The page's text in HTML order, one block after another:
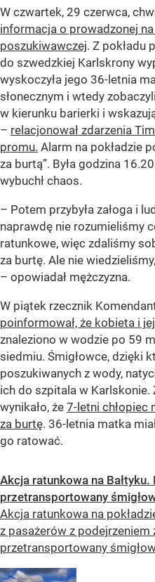
W czwartek, 29 czerwca,
informacja o prowadzonej na
poszukiwawczej. Z pokładu
do szwedzkiej Karlskrony
wyskoczyła jego 36-letnia
słonecznym i wtedy
w kierunku barierki i
– relacjonował zdarzenia
promu. Alarm na pokładzie
za burtą”. Była godzina
wybuchł chaos.
– Potem przybyła załoga i
naprawdę nie rozumieliśmy
ratunkowe, więc zdaliśmy
za burtę. Ale nie
– opowiadał mężczyzna.
W piątek rzecznik
poinformował, że kobieta i
znaleziono w wodzie po 59
siedmiu. Śmigłowce, dzięki
poszukiwanych z wody,
ich do szpitala w Karlskonie.
wynikało, że 7-letni chłopiec
za burtę. 36-letnia matka
go ratować.
Akcja ratunkowa na
przetransportowany
Akcja ratunkowa na
z pasażerów z podejrzeniem
przetransportowany